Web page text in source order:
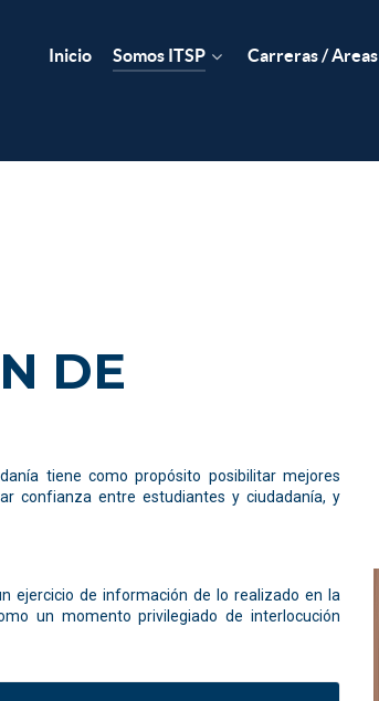
Inicio Somos ITSP Carreras / Areas
DE
tiene como propósito posibilitar mejores
confianza entre estudiantes y ciudadanía, y
ejercicio de información de lo realizado en la
un momento privilegiado de interlocución